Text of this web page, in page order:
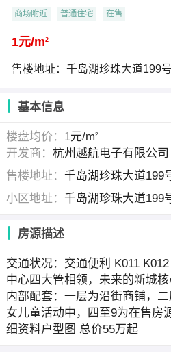
商场附近 普通住宅 在售
1元/m2
售楼地址：千岛湖珍珠大道199号
基本信息
楼盘均价：1元/m2
开发商：杭州越航电子有限公司
售楼地址：千岛湖珍珠大道199
小区地址：千岛湖珍珠大道199
房源描述
交通状况：交通便利 K011
中心四大管相领，未来的新城
内部配套：一层为沿街商铺，
女儿童活动中，四至9为在售房
细资料户型图 总价55万起